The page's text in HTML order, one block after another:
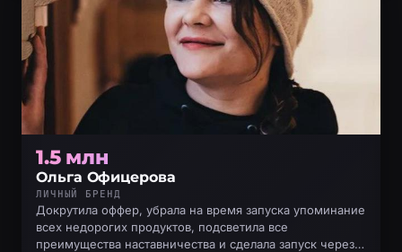
1.5 млн
Ольга Офицерова
ЛИЧНЫЙ БРЕНД
Докрутила оффер, убрала на время запуска упоминание
всех недорогих продуктов, подсветила все
преимущества наставничества и сделала запуск через